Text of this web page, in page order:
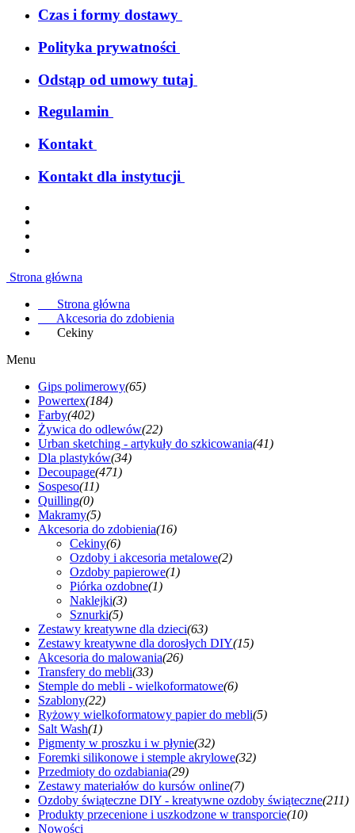
Czas i formy dostawy
Polityka prywatności
Odstąp od umowy tutaj
Regulamin
Kontakt
Kontakt dla instytucji
Strona główna
Strona główna
Akcesoria do zdobienia
Cekiny
Menu
Gips polimerowy(65)
Powertex(184)
Farby(402)
Żywica do odlewów(22)
Urban sketching - artykuły do szkicowania(41)
Dla plastyków(34)
Decoupage(471)
Sospeso(11)
Quilling(0)
Makramy(5)
Akcesoria do zdobienia(16)
Cekiny(6)
Ozdoby i akcesoria metalowe(2)
Ozdoby papierowe(1)
Piórka ozdobne(1)
Naklejki(3)
Sznurki(5)
Zestawy kreatywne dla dzieci(63)
Zestawy kreatywne dla dorosłych DIY(15)
Akcesoria do malowania(26)
Transfery do mebli(33)
Stemple do mebli - wielkoformatowe(6)
Szablony(22)
Ryżowy wielkoformatowy papier do mebli(5)
Salt Wash(1)
Pigmenty w proszku i w płynie(32)
Foremki silikonowe i stemple akrylowe(32)
Przedmioty do ozdabiania(29)
Zestawy materiałów do kursów online(7)
Ozdoby świąteczne DIY - kreatywne ozdoby świąteczne(211)
Produkty przecenione i uszkodzone w transporcie(10)
Nowości